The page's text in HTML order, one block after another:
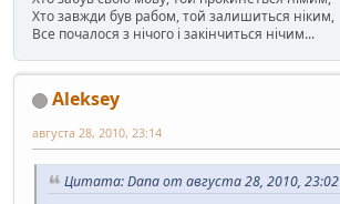
Хто завжди був рабом, той залишиться ніким,
Все почалося з нічого і закінчиться нічим...
Aleksey
августа 28, 2010, 23:14
Цитата: Dana от августа 28, 2010, 23:02